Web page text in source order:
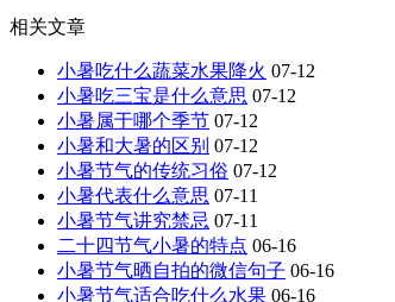
相关文章
小暑吃什么蔬菜水果降火 07-12
小暑吃三宝是什么意思 07-12
小暑属于哪个季节 07-12
小暑和大暑的区别 07-12
小暑节气的传统习俗 07-12
小暑代表什么意思 07-11
小暑节气讲究禁忌 07-11
二十四节气小暑的特点 06-16
小暑节气晒自拍的微信句子 06-16
小暑节气适合吃什么水果 06-16